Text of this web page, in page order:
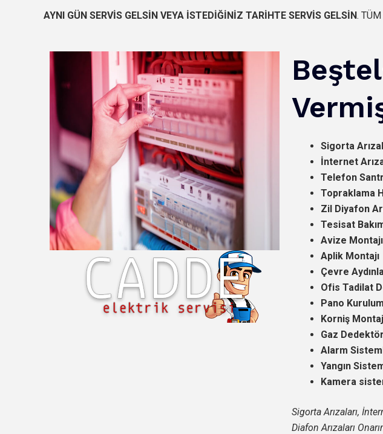
AYNI GÜN SERVİS GELSİN VEYA İSTEDİĞİNİZ TARİHTE SERVİS GELSİN.
Sigorta
İnternet
Telefon
Topraklama
Zil Diyafon
Tesisat
Avize Montajı
Aplik Montajı
Çevre
Ofis Tadilat
Pano Kurulum
Korniş
Gaz
Alarm
Yangın
Kamera
Sigorta Arızaları,
Diafon Arızaları